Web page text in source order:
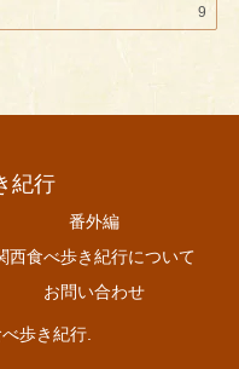
9
紀行
番外編
西食べ歩き紀行について
お問い合わせ
歩き紀行.